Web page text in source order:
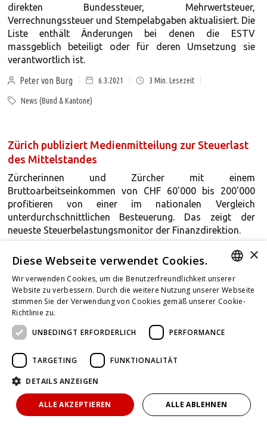
direkten Bundessteuer, Mehrwertsteuer,
Verrechnungssteuer und Stempelabgaben aktualisiert. Die
Liste enthält Änderungen bei denen die ESTV
massgeblich beteiligt oder für deren Umsetzung sie
verantwortlich ist.
Peter von Burg
6.3.2021 3 Min. Lesezeit
News (Bund & Kantone)
Zürich publiziert Medienmitteilung zur Steuerlast
des Mittelstandes
Zürcherinnen und Zürcher mit einem
Bruttoarbeitseinkommen von CHF 60'000 bis 200'000
profitieren von einer im nationalen Vergleich
unterdurchschnittlichen Besteuerung. Das zeigt der
neueste Steuerbelastungsmonitor der Finanzdirektion.
Entscheide des Schweizer
Bundesverwaltungsgerichts (KW 9 - 2021)
Schweizer Bundesverwaltungsgerichts, die in der Woche
vom 1. - 7. März 2021 publiziert wurden.
7.3.2021 1Min. Lesezeit BVGer-Entscheide
GERMAN
FRENCH
×
Diese Webseite verwendet Cookies.
Wir verwenden Cookies, um die Benutzerfreundlichkeit unserer
Website zu verbessern. Durch die weitere Nutzung unserer Webseite
stimmen Sie der Verwendung von Cookies gemäß unserer Cookie-
Richtlinie zu.
UNBEDINGT ERFORDERLICH
PERFORMANCE
TARGETING FUNKTIONALITÄT
DETAILS ANZEIGEN
ALLE AKZEPTIEREN ALLE ABLEHNEN